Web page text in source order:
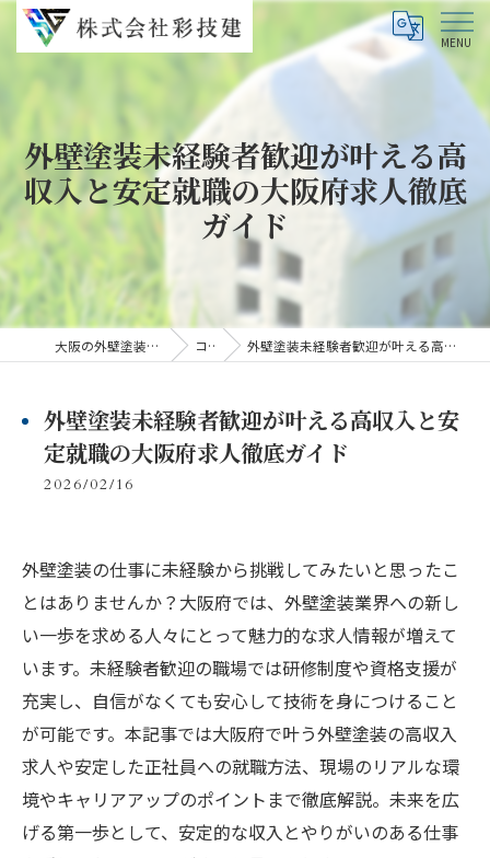
外壁塗装未経験者歓迎が叶える高
収入と安定就職の大阪府求人徹底
ガイド
大阪の外壁塗装なら株式会社彩技建 コラム 外壁塗装未経験者歓迎が叶える高収入と安定就職の大阪府求人徹底ガイド
外壁塗装未経験者歓迎が叶える高収入と安
定就職の大阪府求人徹底ガイド
2026/02/16
外壁塗装の仕事に未経験から挑戦してみたいと思ったこ
とはありませんか？大阪府では、外壁塗装業界への新し
い一歩を求める人々にとって魅力的な求人情報が増えて
います。未経験者歓迎の職場では研修制度や資格支援が
充実し、自信がなくても安心して技術を身につけること
が可能です。本記事では大阪府で叶う外壁塗装の高収入
求人や安定した正社員への就職方法、現場のリアルな環
境やキャリアアップのポイントまで徹底解説。未来を広
げる第一歩として、安定的な収入とやりがいのある仕事